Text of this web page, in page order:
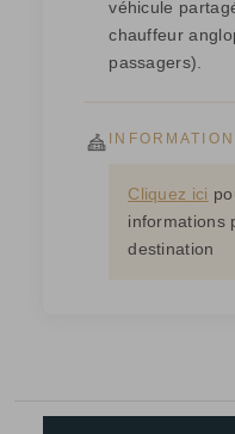
véhicule
chauffeur
passagers).
Cliquez ici
informations
destination